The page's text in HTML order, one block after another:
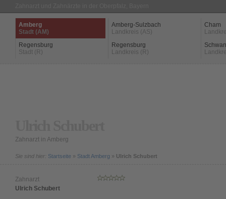
Amberg
Stadt (AM)
Amberg-Sulzbach
Landkreis (AS)
Cham
Regensburg
Stadt (R)
Regensburg
Landkreis (R)
Zahnarzt in Amberg
Sie sind hier: Startseite » Stadt Amberg » Ulrich Schubert
Zahnarzt
Ulrich Schubert